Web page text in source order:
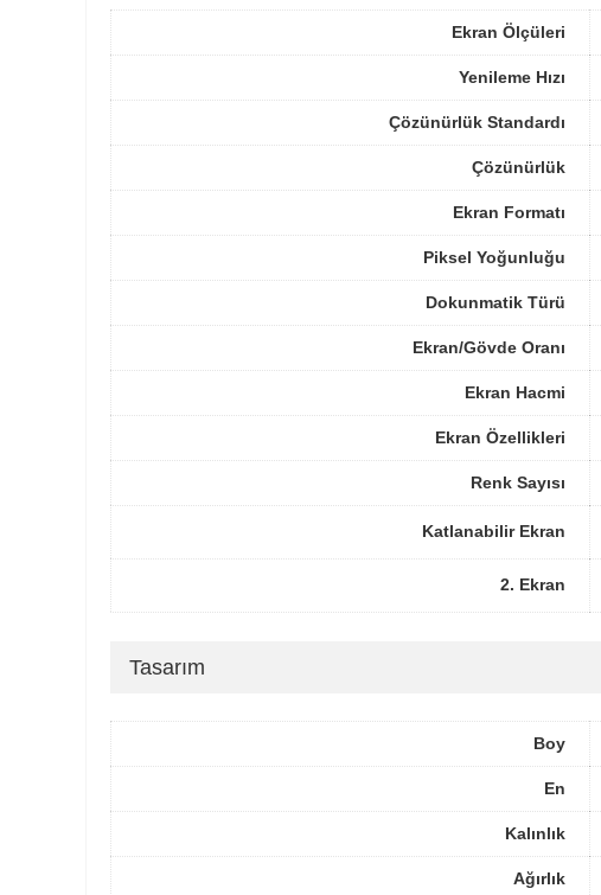
Ekran Ölçüleri
Yenileme Hızı
Çözünürlük Standardı
Çözünürlük
Ekran Formatı
Piksel Yoğunluğu
Dokunmatik Türü
Ekran/Gövde Oranı
Ekran Hacmi
Ekran Özellikleri
Renk Sayısı
Katlanabilir Ekran
2. Ekran
Tasarım
Boy
En
Kalınlık
Ağırlık